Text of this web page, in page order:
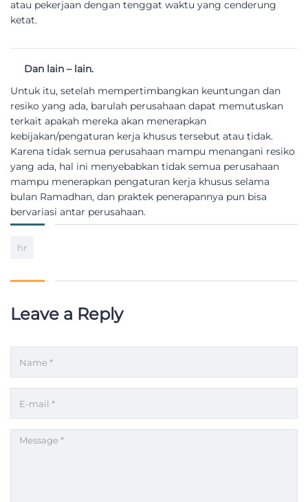
atau pekerjaan dengan tenggat waktu yang cenderung
ketat.
Dan lain – lain.
Untuk itu, setelah mempertimbangkan keuntungan dan
resiko yang ada, barulah perusahaan dapat memutuskan
terkait apakah mereka akan menerapkan
kebijakan/pengaturan kerja khusus tersebut atau tidak.
Karena tidak semua perusahaan mampu menangani resiko
yang ada, hal ini menyebabkan tidak semua perusahaan
mampu menerapkan pengaturan kerja khusus selama
bulan Ramadhan, dan praktek penerapannya pun bisa
bervariasi antar perusahaan.
hr
Leave a Reply